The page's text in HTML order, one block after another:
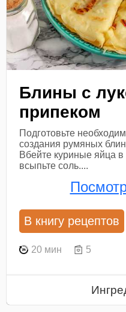
Блины с
припеком
Подготовьте
создания румяных
Вбейте куриные яйца в
всыпьте соль....
В книгу рецептов
20 мин 5